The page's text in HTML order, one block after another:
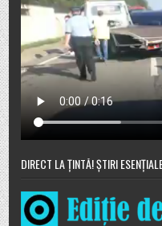
DIRECT LA ȚINTĂ! ȘTIRI